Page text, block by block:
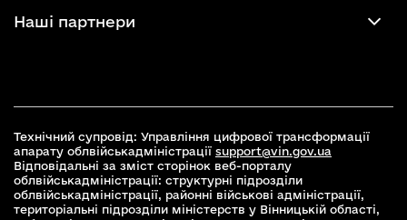
Наші партнери
Технічний супровід: Управління цифрової трансформації
апарату облвійськадміністрації support@vin.gov.ua
Відповідальні за зміст сторінок веб-порталу
облвійськадміністрації: структурні підрозділи
облвійськадміністрації, районні військові адміністрації,
територіальні підрозділи міністерств у Вінницькій області,